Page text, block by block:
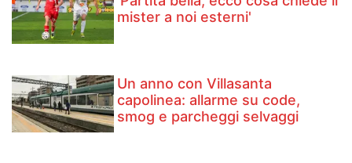
mister a noi esterni'
Un anno con Villasanta
capolinea: allarme su code,
smog e parcheggi selvaggi